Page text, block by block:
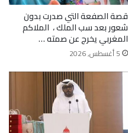
قصة الصفعة التي صدرت بدون
شعور بعد سب الملك ، الملاكم
المغربي يخرج عن صمته …
5 أغسطس, 2026